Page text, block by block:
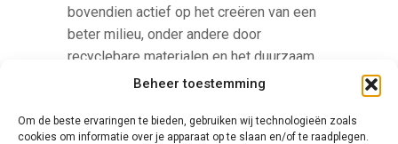
Beheer toestemming
Om de beste ervaringen te bieden, gebruiken wij technologieën zoals
cookies om informatie over je apparaat op te slaan en/of te raadplegen.
bovendien actief op het creëren van een
beter milieu, onder andere door
recyclebare materialen en het duurzaam
maken van productieprocessen. Hun
isolatiewaarde.